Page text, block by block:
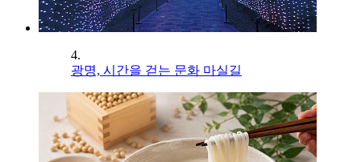
4.
광명, 시간을 걷는 문화 마실길